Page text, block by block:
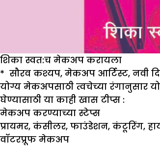
शिका स्वत:च मेकअप करायला
* सौरव कश्यप, मेकअप आर्टिस्ट, नवी
योग्य मेकअपसाठी त्वचेच्या रंगानुसार
घेण्यासाठी या काही खास टीप्स :
मेकअप करण्याच्या स्टेप्स
प्रायमर, कंसीलर, फाउंडेशन, कंटूरिंग,
वॉटरप्रूफ मेकअप